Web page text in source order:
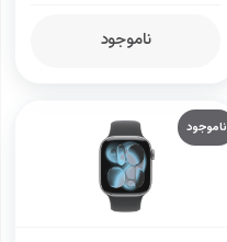
ناموجود
ناموجود